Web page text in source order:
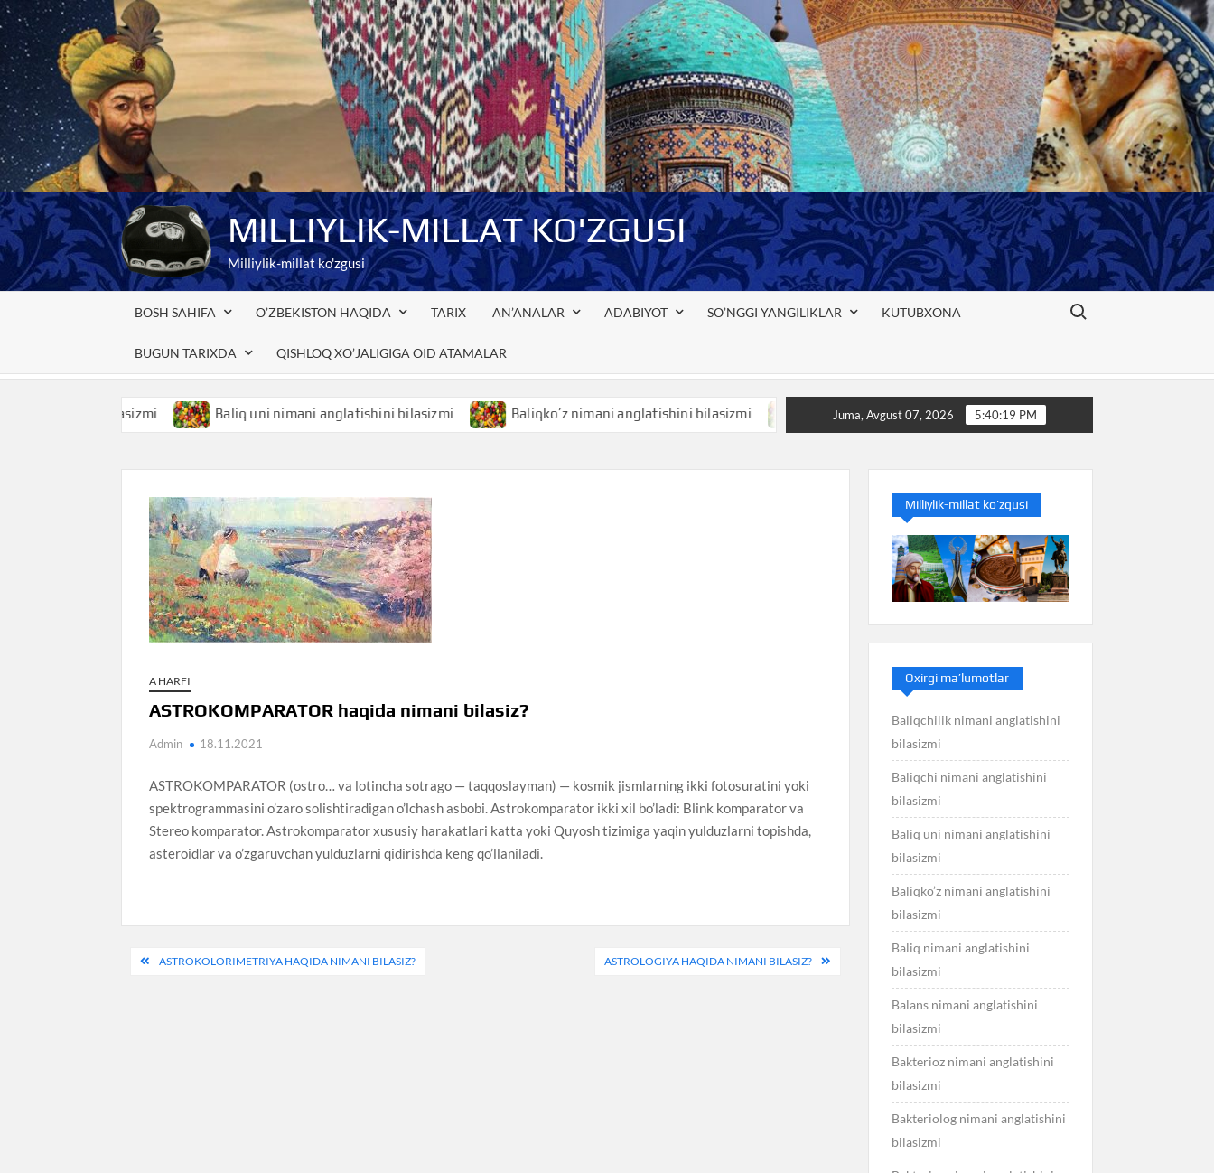
Skip
to
content
MILLIYLIK-MILLAT KO'ZGUSI
Milliylik-millat ko'zgusi
BOSH SAHIFA O’ZBEKISTON HAQIDA TARIX AN’ANALAR ADABIYOT SO’NGGI YANGILIKLAR KUTUBXONA
BUGUN TARIXDA QISHLOQ XO’JALIGIGA OID ATAMALAR
Search for:
Baliq uni nimani anglatishini bilasizmi Baliqko’z nimani anglatishini bilasizmi Baliq nimani anglatishini bilasizmi Balans nimani anglatishini
Juma, Avgust 07, 2026 5:40:20 PM
A HARFI
ASTROKOMPARATOR haqida nimani bilasiz?
Admin 18.11.2021
ASTROKOMPARATOR (ostro… va lotincha sotrago — taqqoslayman) — kosmik jismlarning ikki fotosuratini yoki
spektrogrammasini o’zaro solishtiradigan o’lchash asbobi. Astrokomparator ikki xil bo’ladi: Blink komparator va
Stereo komparator. Astrokomparator xususiy harakatlari katta yoki Quyosh tizimiga yaqin yulduzlarni topishda,
asteroidlar va o’zgaruvchan yulduzlarni qidirishda keng qo’llaniladi.
PostASTROKOLORIMETRIYA HAQIDA NIMANI BILASIZ? ASTROLOGIYA HAQIDA NIMANI BILASIZ?
Milliylik-millat ko’zgusi
Oxirgi ma’lumotlar
Baliqchilik nimani anglatishini
bilasizmi
Baliqchi nimani anglatishini
bilasizmi
Baliq uni nimani anglatishini
bilasizmi
Baliqko’z nimani anglatishini
bilasizmi
Baliq nimani anglatishini
bilasizmi
Balans nimani anglatishini
bilasizmi
Bakterioz nimani anglatishini
bilasizmi
Bakteriolog nimani anglatishini
bilasizmi